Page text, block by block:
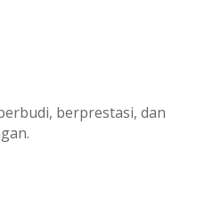
berprestasi, dan